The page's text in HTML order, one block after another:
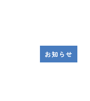
お知らせ